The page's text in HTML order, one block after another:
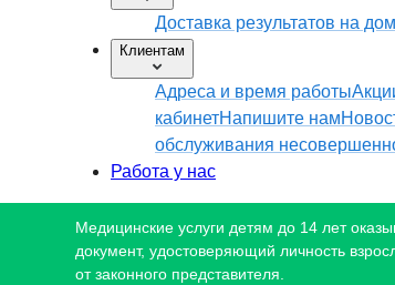
Доставка результатов на дом
Клиентам
Адреса и время работы
кабинетНапишите нам
обслуживания
Работа у нас
Медицинские услуги детям до 14 лет
документ, удостоверяющий личность
от законного представителя.